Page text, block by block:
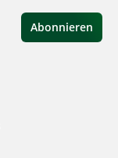
Abonnieren